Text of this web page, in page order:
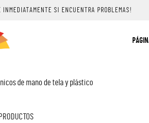
INMEDIATAMENTE SI ENCUENTRA PROBLEMAS!
de mano de tela y plástico